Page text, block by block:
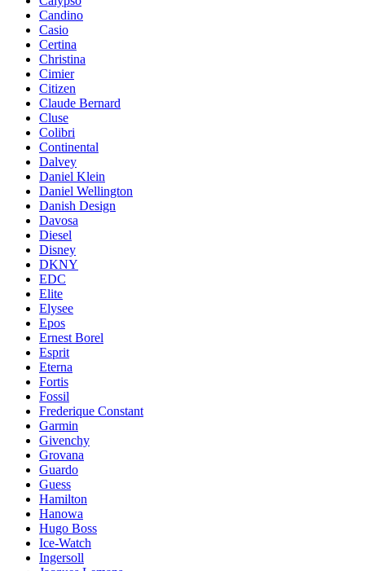
Candino
Casio
Certina
Christina
Cimier
Citizen
Claude Bernard
Cluse
Colibri
Continental
Dalvey
Daniel Klein
Daniel Wellington
Danish Design
Davosa
Diesel
Disney
DKNY
EDC
Elite
Elysee
Epos
Ernest Borel
Esprit
Eterna
Fortis
Fossil
Frederique Constant
Garmin
Givenchy
Grovana
Guardo
Guess
Hamilton
Hanowa
Hugo Boss
Ice-Watch
Ingersoll